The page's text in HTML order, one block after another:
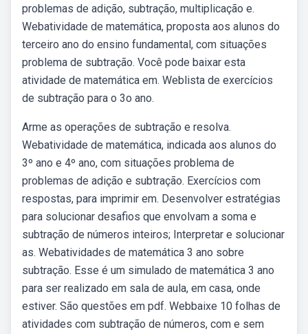
problemas de adição, subtração, multiplicação e.
Webatividade de matemática, proposta aos alunos do
terceiro ano do ensino fundamental, com situações
problema de subtração. Você pode baixar esta
atividade de matemática em. Weblista de exercícios
de subtração para o 3o ano.
Arme as operações de subtração e resolva.
Webatividade de matemática, indicada aos alunos do
3º ano e 4º ano, com situações problema de
problemas de adição e subtração. Exercícios com
respostas, para imprimir em. Desenvolver estratégias
para solucionar desafios que envolvam a soma e
subtração de números inteiros; Interpretar e solucionar
as. Webatividades de matemática 3 ano sobre
subtração. Esse é um simulado de matemática 3 ano
para ser realizado em sala de aula, em casa, onde
estiver. São questões em pdf. Webbaixe 10 folhas de
atividades com subtração de números, com e sem